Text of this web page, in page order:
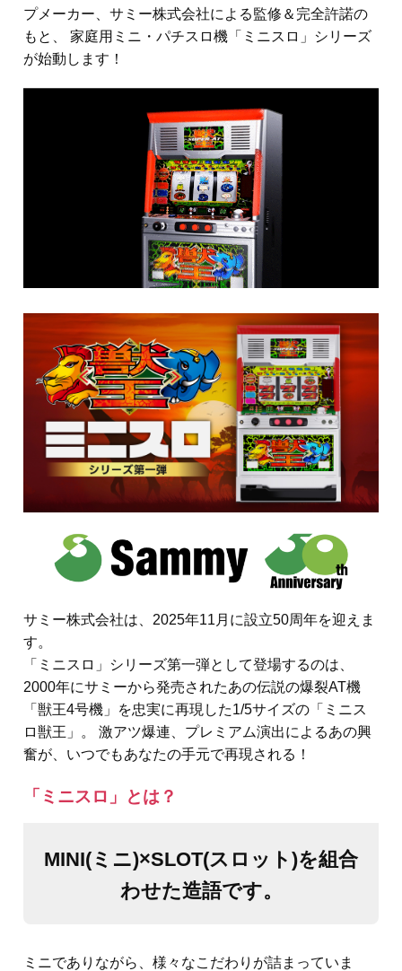
プメーカー、サミー株式会社による監修＆完全許諾の
もと、 家庭用ミニ・パチスロ機「ミニスロ」シリーズ
が始動します！
サミー株式会社は、2025年11月に設立50周年を迎えま
す。
「ミニスロ」シリーズ第一弾として登場するのは、
2000年にサミーから発売されたあの伝説の爆裂AT機
「獣王4号機」を忠実に再現した1/5サイズの「ミニス
ロ獣王」。 激アツ爆連、プレミアム演出によるあの興
奮が、いつでもあなたの手元で再現される！
「ミニスロ」とは？
MINI(ミニ)×SLOT(スロット)を組合
わせた造語です。
ミニでありながら、様々なこだわりが詰まっていま